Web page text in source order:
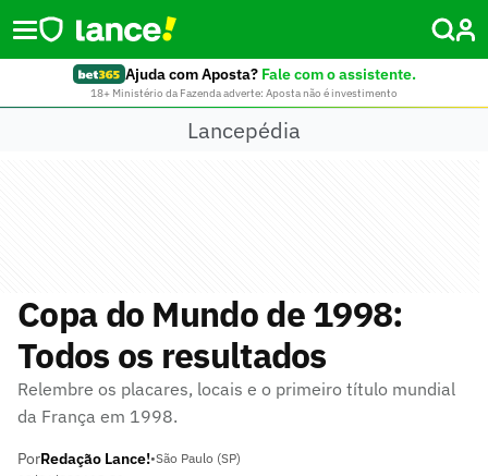
Ajuda com Aposta? Fale com o assistente.
18+ Ministério da Fazenda adverte: Aposta não é investimento
Lancepédia
Copa do Mundo de 1998:
Todos os resultados
Relembre os placares, locais e o primeiro título mundial
da França em 1998.
PorRedação Lance!•São Paulo (SP)